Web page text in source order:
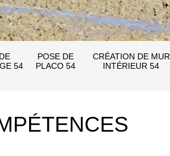
54
POSE DE
PLACO 54
CRÉATION DE MUR
INTÉRIEUR 54